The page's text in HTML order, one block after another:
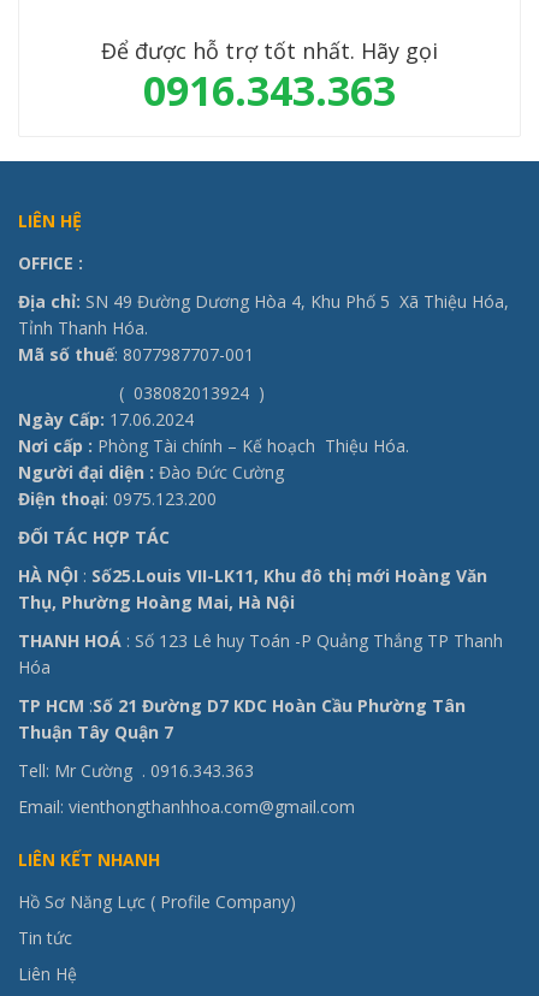
Để được hỗ trợ tốt nhất. Hãy gọi
0916.343.363
LIÊN HỆ
OFFICE :
Địa chỉ: SN 49 Đường Dương Hòa 4, Khu Phố 5 Xã Thiệu Hóa,
Tỉnh Thanh Hóa.
Mã số thuế: 8077987707-001
( 038082013924 )
Ngày Cấp: 17.06.2024
Nơi cấp : Phòng Tài chính – Kế hoạch Thiệu Hóa.
Người đại diện : Đào Đức Cường
Điện thoại: 0975.123.200
ĐỐI TÁC HỢP TÁC
HÀ NỘI : Số25.Louis VII-LK11, Khu đô thị mới Hoàng Văn
Thụ, Phường Hoàng Mai, Hà Nội
THANH HOÁ : Số 123 Lê huy Toán -P Quảng Thắng TP Thanh
Hóa
TP HCM :Số 21 Đường D7 KDC Hoàn Cầu Phường Tân
Thuận Tây Quận 7
Tell: Mr Cường . 0916.343.363
Email: vienthongthanhhoa.com@gmail.com
LIÊN KẾT NHANH
Hồ Sơ Năng Lực ( Profile Company)
Tin tức
Liên Hệ